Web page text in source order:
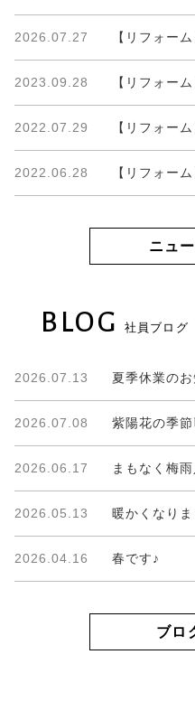
2026.07.27 【リフォー
2023.09.28 【リフォー
2022.07.29 【リフォー
2022.06.28 【リフォー
ニュ
BLOG 社員ブログ
2026.07.13 夏季休業の
2026.07.08 紫陽花の季節
2026.06.17 まもなく梅
2026.05.13 暖かくなりま
2026.04.16 春です♪
ブロ